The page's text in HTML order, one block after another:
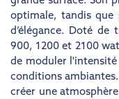
optimale, tandis
d’élégance. Doté
900, 1200 et 2100
de moduler l'intensité
conditions
créer une